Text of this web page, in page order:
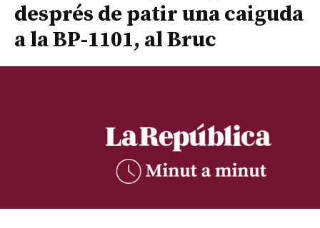
després de patir una caiguda
a la BP-1101, al Bruc